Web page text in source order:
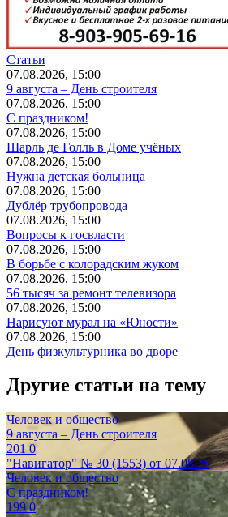
Статьи
07.08.2026, 15:00
9 августа – День строителя
07.08.2026, 15:00
С праздником!
07.08.2026, 15:00
Шарль де Голль в Доме учёных
07.08.2026, 15:00
Нужна детская больница
07.08.2026, 15:00
Дублёр трубопровода
07.08.2026, 15:00
Вопросы к госвласти
07.08.2026, 15:00
В борьбе с колорадским жуком
07.08.2026, 15:00
56 тысяч за ремонт телевизора
07.08.2026, 15:00
Нарисуют мурал на «Юности»
07.08.2026, 15:00
День физкультурника во дворе
Другие статьи на тему
Человек и общество
9 августа – День строителя
2010
"Навигатор" № 30 (1553) от 07.08.26
Человек и общество
С праздником!
1990